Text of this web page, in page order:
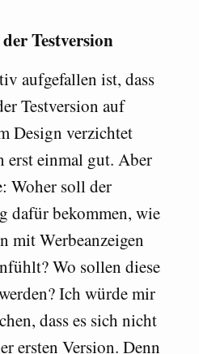
Testversion
aufgefallen ist, dass
Testversion auf
Design verzichtet
erst einmal gut. Aber
Woher soll der
dafür bekommen, wie
mit Werbeanzeigen
Wo sollen diese
Ich würde mir
dass es sich nicht
ersten Version. Denn